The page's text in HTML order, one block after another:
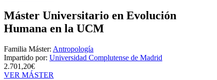
Máster Universitario en Evolución
Humana en la UCM
Familia Máster: Antropología
Impartido por: Universidad Complutense de Madrid
2.701,20€
VER MÁSTER